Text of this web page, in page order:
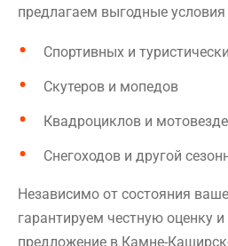
предлагаем выгодные
Спортивных и
Скутеров и мопедов
Квадроциклов и
Снегоходов и другой
Независимо от состояния
гарантируем честную оценку
предложение в Камне-